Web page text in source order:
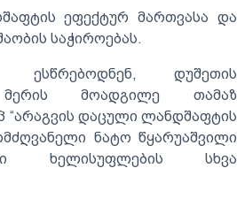
ეფექტურ მართვასა და
საჭიროებას.
ესწრებოდნენ, დუშეთის
მერის მოადგილე თამაზ
“არაგვის დაცული ლანდშაფტის
ნატო წყარუაშვილი
ხელისუფლების სხვა